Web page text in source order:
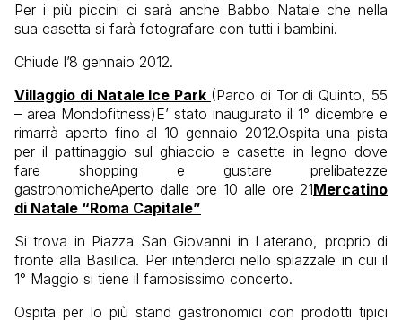
Per i più piccini ci sarà anche Babbo Natale che nella
sua casetta si farà fotografare con tutti i bambini.
Chiude l’8 gennaio 2012.
Villaggio di Natale Ice Park (Parco di Tor di Quinto, 55
– area Mondofitness)E’ stato inaugurato il 1° dicembre e
rimarrà aperto fino al 10 gennaio 2012.Ospita una pista
per il pattinaggio sul ghiaccio e casette in legno dove
fare shopping e gustare prelibatezze
gastronomicheAperto dalle ore 10 alle ore 21Mercatino
di Natale “Roma Capitale”
Si trova in Piazza San Giovanni in Laterano, proprio di
fronte alla Basilica. Per intenderci nello spiazzale in cui il
1° Maggio si tiene il famosissimo concerto.
Ospita per lo più stand gastronomici con prodotti tipici